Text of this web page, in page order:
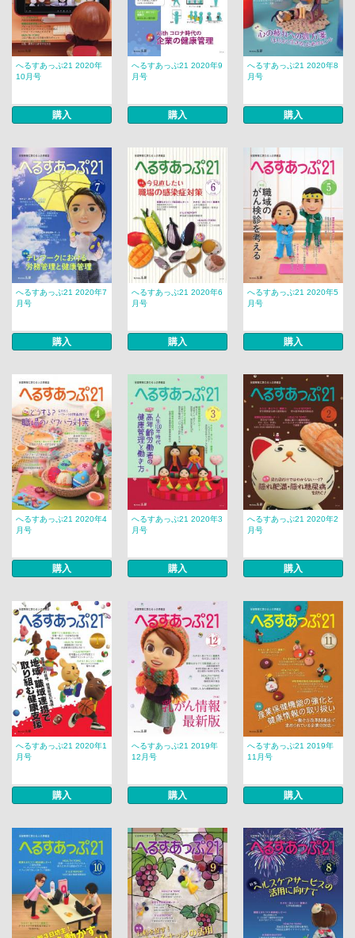
へるすあっぷ21 2020年
10月号
購入
へるすあっぷ21 2020年9
月号
購入
へるすあっぷ21 2020年8
月号
購入
へるすあっぷ21 2020年7
月号
購入
へるすあっぷ21 2020年6
月号
購入
へるすあっぷ21 2020年5
月号
購入
へるすあっぷ21 2020年4
月号
購入
へるすあっぷ21 2020年3
月号
購入
へるすあっぷ21 2020年2
月号
購入
へるすあっぷ21 2020年1
月号
購入
へるすあっぷ21 2019年
12月号
購入
へるすあっぷ21 2019年
11月号
購入